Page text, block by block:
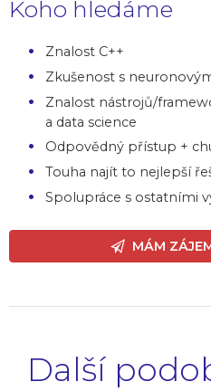
Koho hledáme
Znalost C++
Zkušenost s
Znalost nástrojů/
a data science
Odpovědný přístup +
Touha najít to nejlepší
Spolupráce s ostatními
MÁM
Další